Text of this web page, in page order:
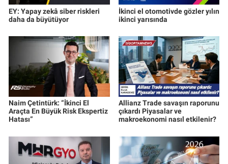
EY: Yapay zekâ siber riskleri
daha da büyütüyor
İkinci el otomotivde gözler yılın
ikinci yarısında
Naim Çetintürk: “İkinci El
Araçta En Büyük Risk Ekspertiz
Hatası”
Allianz Trade savaşın raporunu
çıkardı Piyasalar ve
makroekonomi nasıl etkilenir?